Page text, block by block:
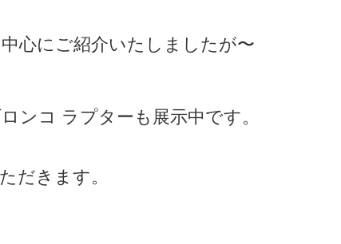
心にご紹介いたしましたが〜
ンコ ラプターも展示中です。
だきます。